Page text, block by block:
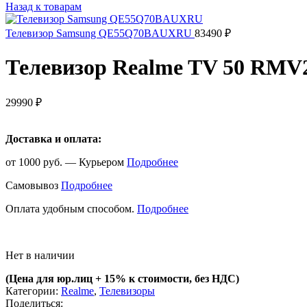
Назад к товарам
Телевизор Samsung QE55Q70BAUXRU 83490 ₽
Телевизор Realme TV 50
29990 ₽
Доставка и оплата:
от 1000 руб. — Курьером Подробнее
Самовывоз Подробнее
Оплата удобным способом. Подробнее
Нет в наличии
(Цена для юр.лиц + 15% к стоимости, без НДС)
Категории: Realme, Телевизоры
Поделиться: